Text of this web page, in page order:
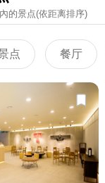
的景点(依距离排序)
点 餐厅